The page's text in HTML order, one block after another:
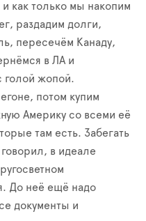
как только мы накопим
раздадим долги,
пересечём Канаду,
в ЛА и
голой жопой.
потом купим
Америку со всеми её
е там есть. Забегать
в идеале
До неё ещё надо
документы и